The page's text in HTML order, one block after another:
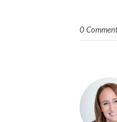
0